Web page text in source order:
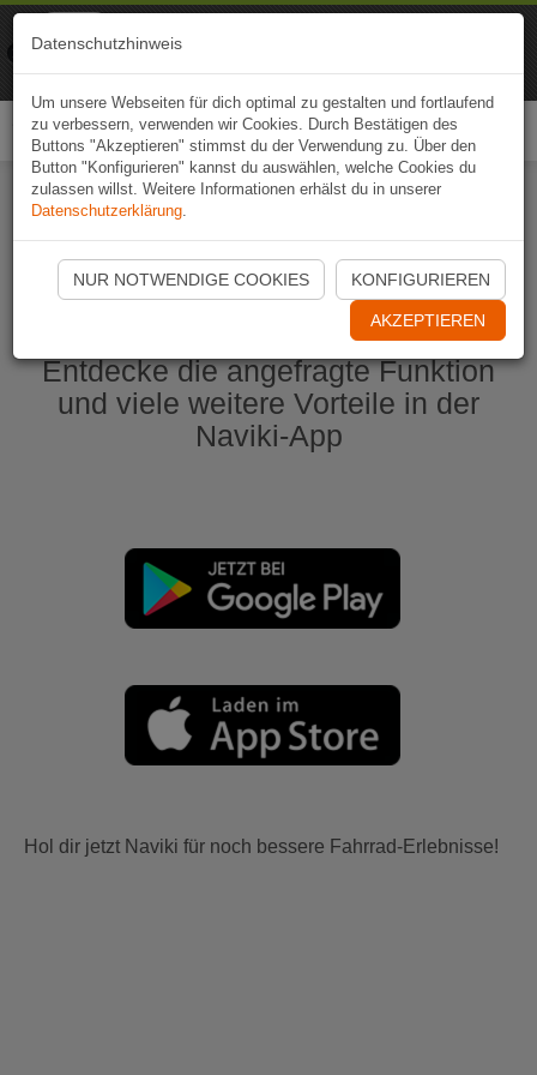
Naviki App jetzt öffnen
Entdecke die angefragte Funktion
und viele weitere Vorteile in der
Naviki-App
Hol dir jetzt Naviki für noch bessere Fahrrad-Erlebnisse!
Datenschutzhinweis
Um unsere Webseiten für dich optimal zu gestalten und fortlaufend
zu verbessern, verwenden wir Cookies. Durch Bestätigen des
Buttons "Akzeptieren" stimmst du der Verwendung zu. Über den
Button "Konfigurieren" kannst du auswählen, welche Cookies du
zulassen willst. Weitere Informationen erhälst du in unserer
Datenschutzerklärung.
NUR NOTWENDIGE COOKIES KONFIGURIEREN
AKZEPTIEREN
Naviki